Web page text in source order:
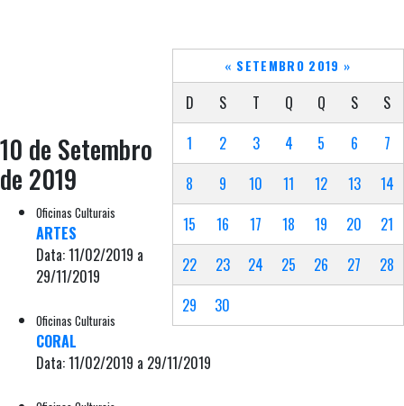
« SETEMBRO 2019 »
D S T Q Q S
S
1
2 3 4 5 6
7
8
9 10 11 12 13
14
15
16 17 18 19 20
21
22
23 24 25 26 27
28
29
30
10 de Setembro
de 2019
Oficinas Culturais
ARTES
Data: 11/02/2019 a
29/11/2019
Oficinas Culturais
CORAL
Data: 11/02/2019 a 29/11/2019